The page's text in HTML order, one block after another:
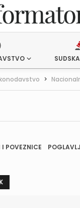
>
POVEZNICE